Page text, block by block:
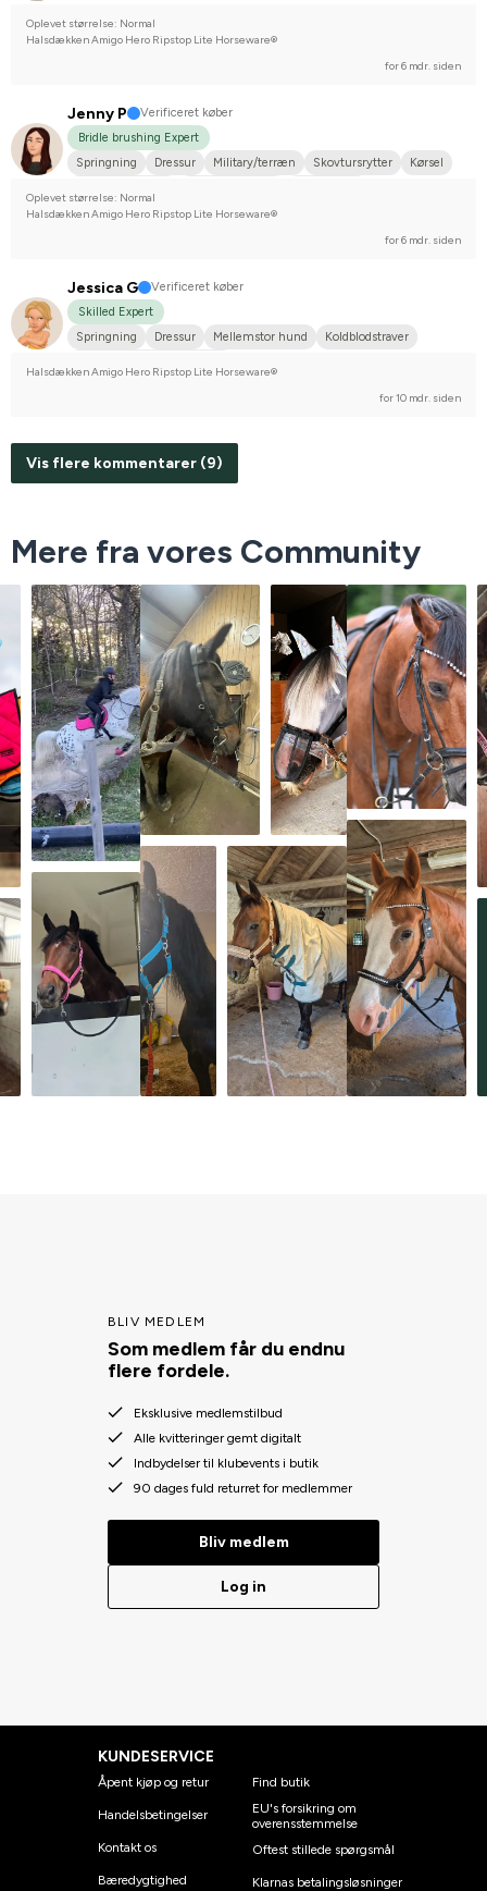
Oplevet størrelse: Normal
Halsdækken Amigo Hero Ripstop Lite Horseware®
for 6 mdr. siden
Jenny P
Verificeret køber
Bridle brushing Expert
Springning
Dressur Military/terræn Skovtursrytter
Kørsel
Svensk Ridepony
Stævnerytter på hobbyplan
Oplevet størrelse: Normal
Halsdækken Amigo Hero Ripstop Lite Horseware®
for 6 mdr. siden
Jessica G
Verificeret køber
Skilled Expert
Springning
Dressur Mellemstor hund
Koldblodstraver
Halsdækken Amigo Hero Ripstop Lite Horseware®
for 10 mdr. siden
Vis flere kommentarer (9)
Mere fra vores Community
BLIV MEDLEM
Som medlem får du endnu
flere fordele.
Eksklusive medlemstilbud
Alle kvitteringer gemt digitalt
Indbydelser til klubevents i butik
90 dages fuld returret for medlemmer
Bliv medlem
Log in
KUNDESERVICE
Åpent kjøp og retur
Handelsbetingelser
Kontakt os
Bæredygtighed
Find butik
EU's forsikring om
overensstemmelse
Oftest stillede spørgsmål
Klarnas betalingsløsninger